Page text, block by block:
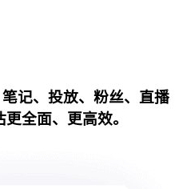
记、投放、粉丝、直播
全面、更高效。